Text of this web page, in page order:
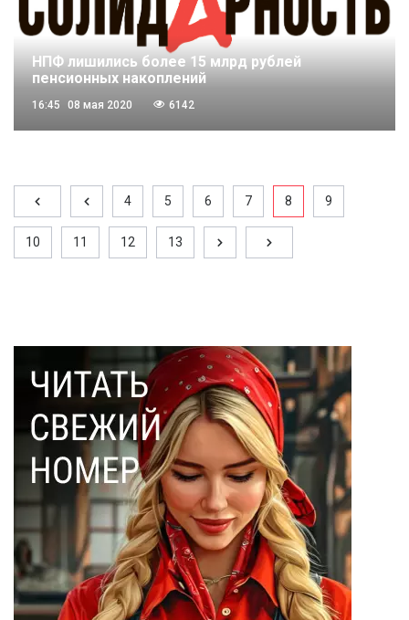
НПФ лишились более 15 млрд рублей
пенсионных накоплений
16:45 08 мая 2020 6142
4 5 6 7 8 9
10 11 12 13